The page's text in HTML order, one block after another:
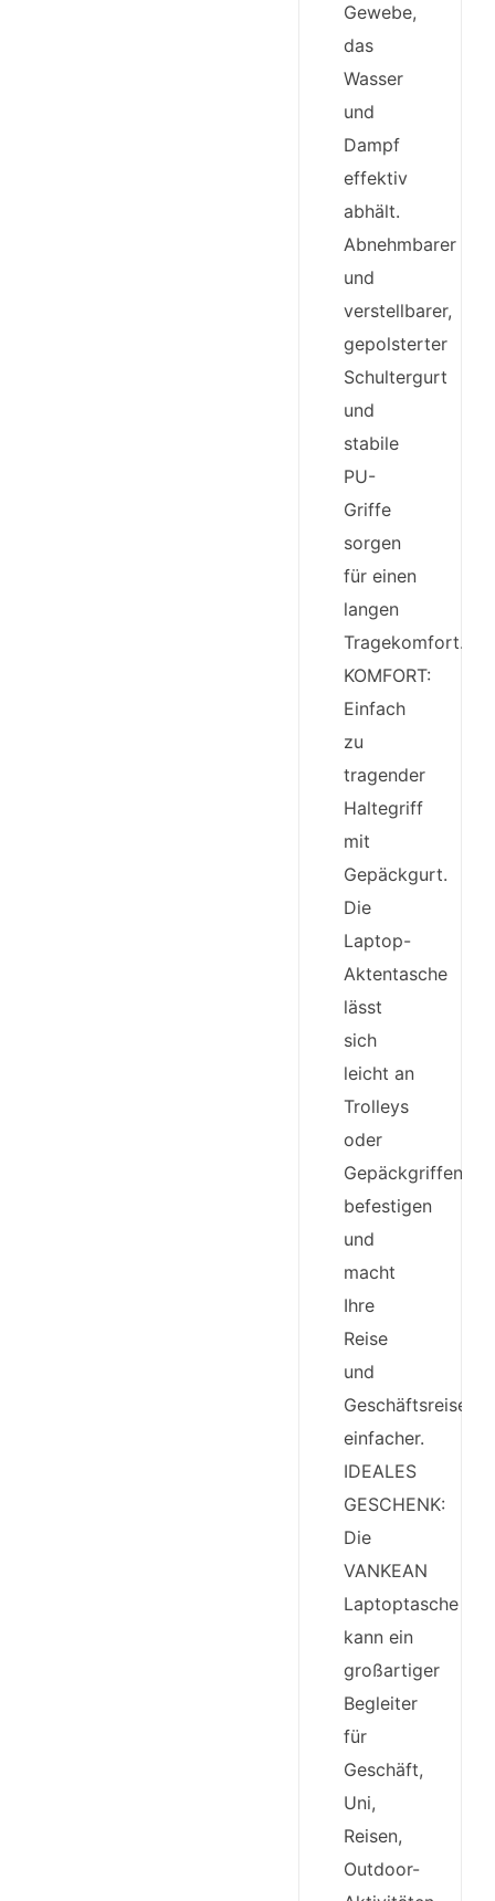
Gewebe,
das
Wasser
und
Dampf
effektiv
abhält.
Abnehmbarer
und
verstellbarer,
gepolsterter
Schultergurt
und
stabile
PU-
Griffe
sorgen
für einen
langen
Tragekomfort.
KOMFORT:
Einfach
zu
tragender
Haltegriff
mit
Gepäckgurt.
Die
Laptop-
Aktentasche
lässt
sich
leicht an
Trolleys
oder
Gepäckgriffen
befestigen
und
macht
Ihre
Reise
und
Geschäftsreisen
einfacher.
IDEALES
GESCHENK:
Die
VANKEAN
Laptoptasche
kann ein
großartiger
Begleiter
für
Geschäft,
Uni,
Reisen,
Outdoor-